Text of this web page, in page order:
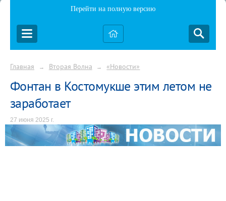
Перейти на полную версию
Главная → Вторая Волна → «Новости»
Фонтан в Костомукше этим летом не
заработает
27 июня 2025 г.